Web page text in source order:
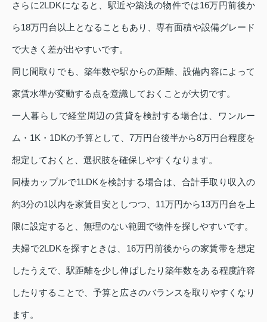
さらに2LDKになると、駅近や築浅の物件では16万円前後か
ら18万円台以上となることもあり、専有面積や設備グレード
で大きく差が出やすいです。
同じ間取りでも、築年数や駅からの距離、設備内容によって
家賃水準が変動する点を意識しておくことが大切です。
一人暮らしで経堂周辺の賃貸を検討する場合は、ワンルー
ム・1K・1DKの予算として、7万円台後半から8万円台程度を
想定しておくと、選択肢を確保しやすくなります。
同棲カップルで1LDKを検討する場合は、合計手取り収入の
約3分の1以内を家賃目安としつつ、11万円から13万円台を上
限に設定すると、無理のない範囲で物件を探しやすいです。
夫婦で2LDKを探すときは、16万円前後からの家賃帯を想定
したうえで、駅距離を少し伸ばしたり築年数をある程度許容
したりすることで、予算と広さのバランスを取りやすくなり
ます。